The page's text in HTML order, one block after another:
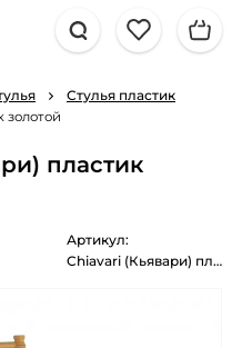
Стулья пластик
золотой
пластик
Артикул:
Chiavari (Кьявари) пластик золотой обеденный для кухни